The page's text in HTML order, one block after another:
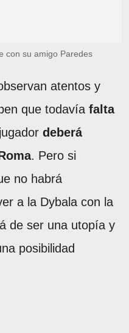
con su amigo Paredes
atentos y
que todavía falta
deberá
. Pero si
no habrá
a la Dybala con la
de ser una utopía y
posibilidad